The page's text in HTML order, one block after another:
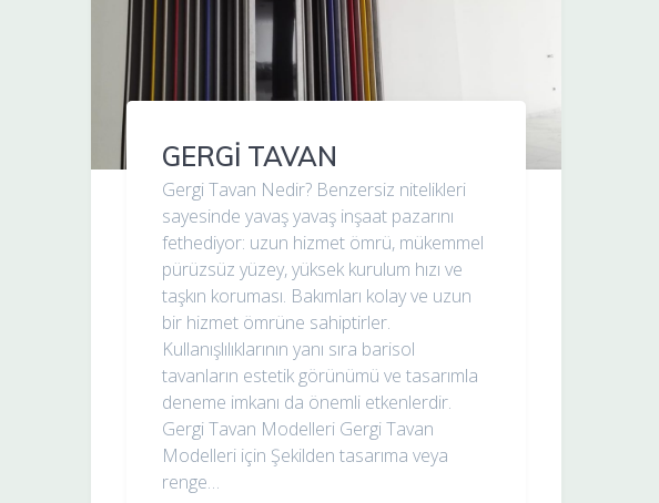
GERGİ TAVAN
Gergi Tavan Nedir? Benzersiz nitelikleri
sayesinde yavaş yavaş inşaat pazarını
fethediyor: uzun hizmet ömrü, mükemmel
pürüzsüz yüzey, yüksek kurulum hızı ve
taşkın koruması. Bakımları kolay ve uzun
bir hizmet ömrüne sahiptirler.
Kullanışlılıklarının yanı sıra barisol
tavanların estetik görünümü ve tasarımla
deneme imkanı da önemli etkenlerdir.
Gergi Tavan Modelleri Gergi Tavan
Modelleri için Şekilden tasarıma veya
renge…